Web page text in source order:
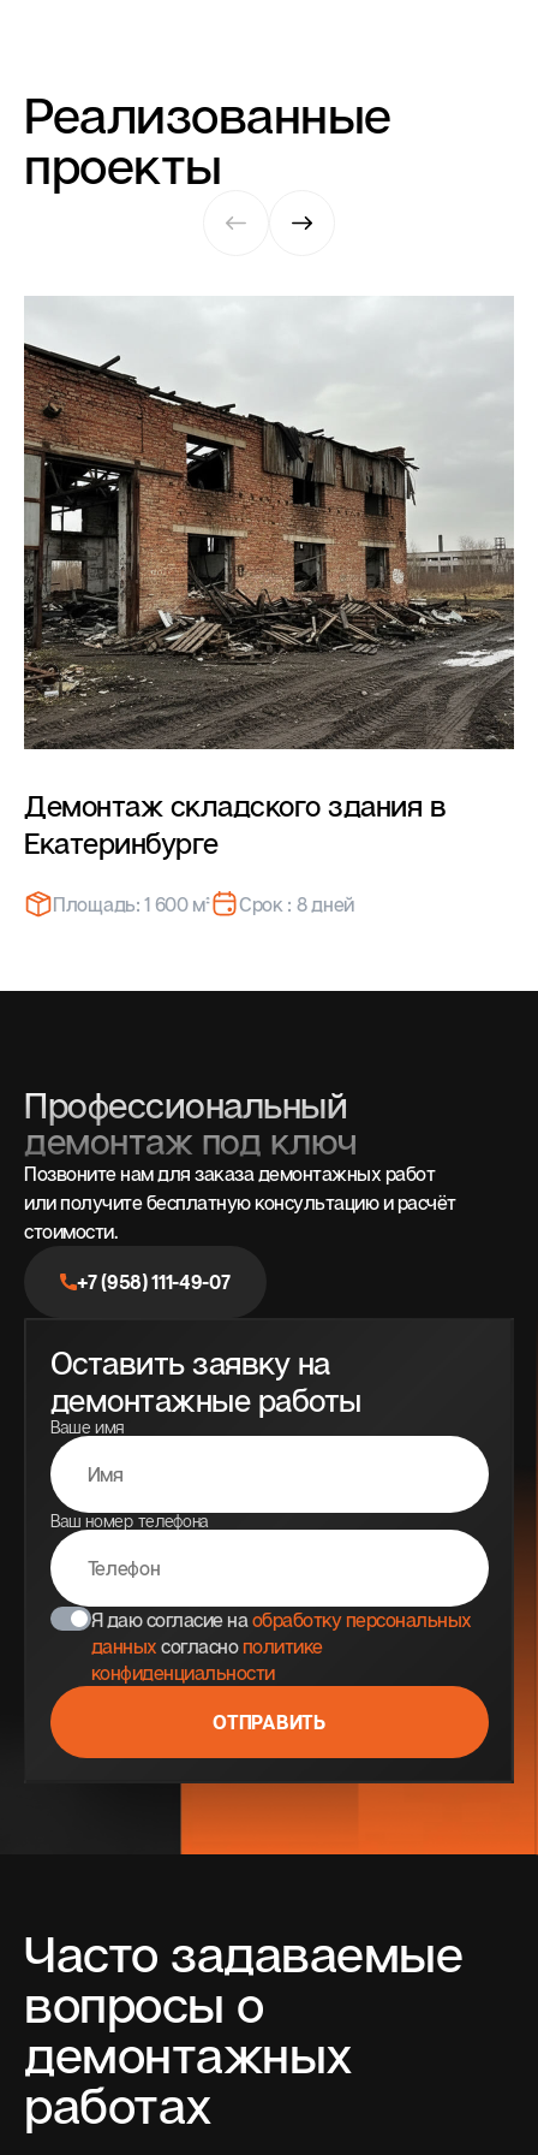
Реализованные
проекты
Демонтаж складского здания в
Екатеринбурге
Площадь: 1 600 м² Срок : 8 дней
Оставить заявку на
демонтажные работы
Ваше имя
Ваш номер телефона
Я даю согласие наобработку персональных
данных согласно политике
конфиденциальности
ОТПРАВИТЬ
Профессиональный
демонтаж под ключ
Позвоните нам для заказа демонтажных работ
или получите бесплатную консультацию и расчёт
стоимости.
+7 (958) 111-49-07
Часто задаваемые
вопросы о
демонтажных
работах